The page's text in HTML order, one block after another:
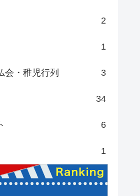
2
1
会・稚児行列 3
34
6
1